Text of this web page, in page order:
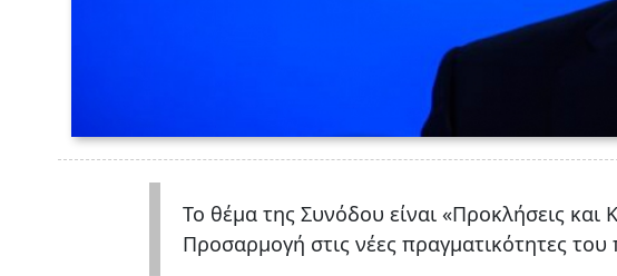
Το θέμα της Συνόδου είναι «Προκλήσεις και
Προσαρμογή στις νέες πραγματικότητες